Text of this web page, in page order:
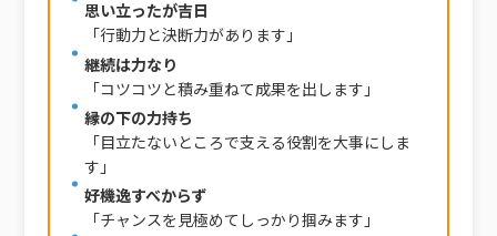
思い立ったが吉日
「行動力と決断力があります」
継続は力なり
「コツコツと積み重ねて成果を出します」
縁の下の力持ち
「目立たないところで支える役割を大事にしま
す」
好機逸すべからず
「チャンスを見極めてしっかり掴みます」